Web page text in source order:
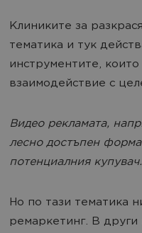
Клиниките за
тематика и тук
инструментите,
взаимодействие с
Видео рекламата,
лесно достъпен
потенциалния купувач.
Но по тази тематика
ремаркетинг. В